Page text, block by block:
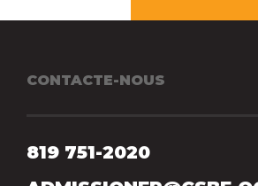
CONTACTE-NOUS
819 751-2020